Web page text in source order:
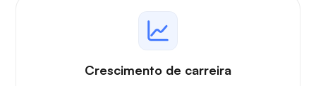
Crescimento de carreira